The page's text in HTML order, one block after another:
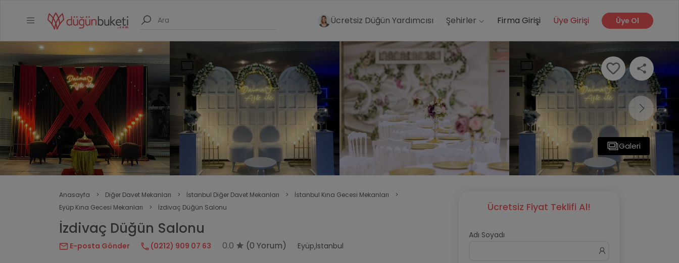
Ücretsiz Düğün Yardımcısı Şehirler Firma Girişi Üye Girişi Üye Ol
Galeri
Anasayfa > Diğer Davet Mekanları > İstanbul Diğer Davet Mekanları > İstanbul Kına Gecesi Mekanları
>
Eyüp Kına Gecesi Mekanları
> İzdivaç Düğün Salonu
İzdivaç Düğün Salonu
E-posta Gönder (0212) 909 07 63 0.0 (0 Yorum) Eyüp,İstanbul
Ücretsiz Fiyat Teklifi Al!
Adı Soyadı